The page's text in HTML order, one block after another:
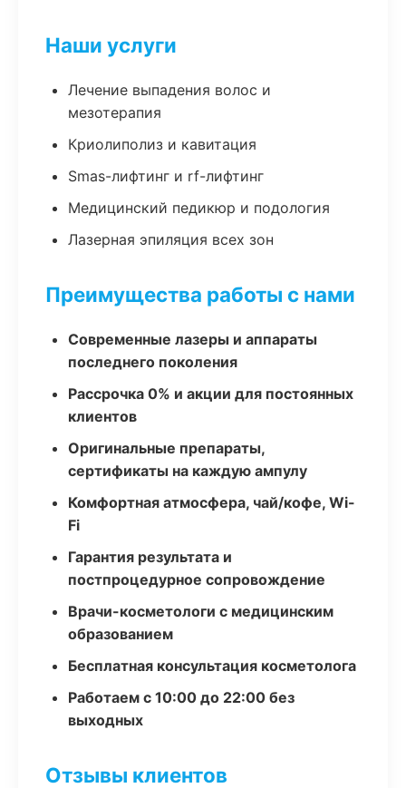
Наши услуги
Лечение выпадения волос и
мезотерапия
Криолиполиз и кавитация
Smas-лифтинг и rf-лифтинг
Медицинский педикюр и подология
Лазерная эпиляция всех зон
Преимущества работы с нами
Современные лазеры и аппараты
последнего поколения
Рассрочка 0% и акции для постоянных
клиентов
Оригинальные препараты,
сертификаты на каждую ампулу
Комфортная атмосфера, чай/кофе, Wi-
Fi
Гарантия результата и
постпроцедурное сопровождение
Врачи-косметологи с медицинским
образованием
Бесплатная консультация косметолога
Работаем с 10:00 до 22:00 без
выходных
Отзывы клиентов